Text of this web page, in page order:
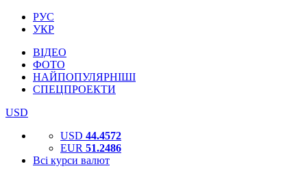
РУС
УКР
ВІДЕО
ФОТО
НАЙПОПУЛЯРНІШІ
СПЕЦПРОЕКТИ
USD
USD 44.4572
EUR 51.2486
Всі курси валют